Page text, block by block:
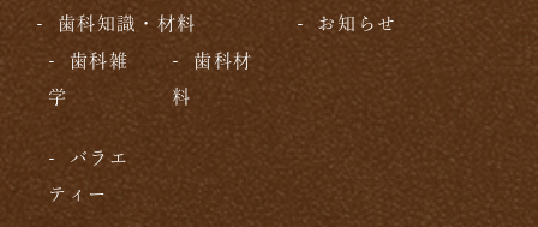
歯科知識・材料
歯科雑
学
歯科材
料
バラエ
ティー
お知らせ